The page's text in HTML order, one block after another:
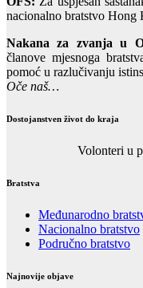
nacionalno bratstvo Hong
Nakana za zvanja u
članove mjesnoga
pomoć u razlučivanju
Oče naš…
Dostojanstven život do kraja
Volonteri u
Bratstva
Međunarodno
Nacionalno bratstvo
Područno bratstvo
Najnovije objave